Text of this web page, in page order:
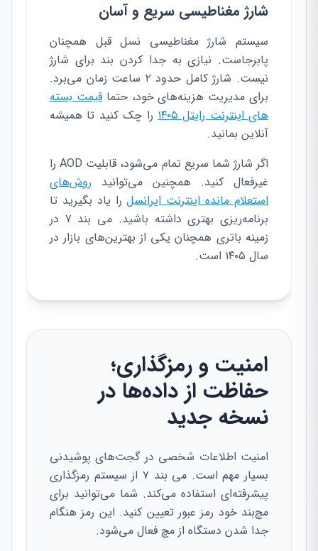
شارژ مغناطیسی سریع و آسان
سیستم شارژ مغناطیسی نسل قبل همچنان
پابرجاست. نیازی به جدا کردن بند برای شارژ
نیست. شارژ کامل حدود ۲ ساعت زمان می‌برد.
برای مدیریت هزینه‌های خود، حتماقیمت بسته
های اینترنت رایتل ۱۴۰۵
را چک کنید تا همیشه
آنلاین بمانید.
اگر شارژ شما سریع تمام می‌شود، قابلیت AOD را
غیرفعال کنید. همچنین می‌توانید روش‌های
استعلام مانده اینترنت ایرانسلرا یاد بگیرید تا
برنامه‌ریزی بهتری داشته باشید. می بند ۷ در
زمینه باتری همچنان یکی از بهترین‌های بازار در
سال ۱۴۰۵ است.
امنیت و رمزگذاری؛
حفاظت از داده‌ها در
نسخه جدید
امنیت اطلاعات شخصی در گجت‌های پوشیدنی
بسیار مهم است. می بند ۷ از سیستم رمزگذاری
پیشرفته‌ای استفاده می‌کند. شما می‌توانید برای
مچ‌بند خود رمز عبور تعیین کنید. این رمز هنگام
جدا شدن دستگاه از مچ فعال می‌شود.